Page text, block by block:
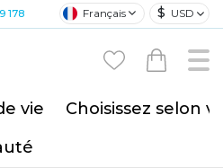
178 Français $ USD
vie
Choisissez selon